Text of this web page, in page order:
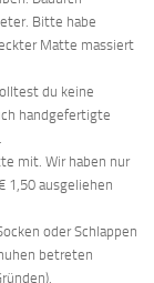
Bitte habe
Matte massiert
du keine
handgefertigte
mit. Wir haben nur
1,50 ausgeliehen
oder Schlappen
betreten